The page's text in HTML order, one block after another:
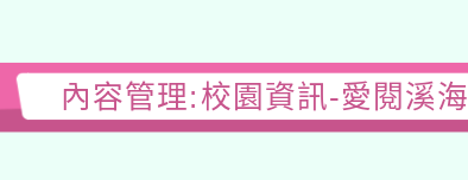
內容管理:校園資訊-愛閱溪海